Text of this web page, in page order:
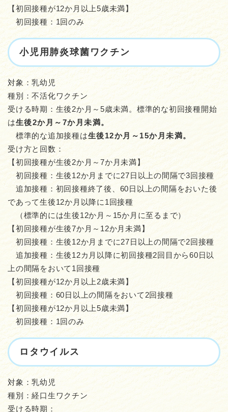
【初回接種が12か月以上5歳未満】
初回接種：1回のみ
小児用肺炎球菌ワクチン
対象：乳幼児
種別：不活化ワクチン
受ける時期：生後2か月～5歳未満。標準的な初回接種開始
は生後2か月～7か月未満。
標準的な追加接種は生後12か月～15か月未満。
受け方と回数：
【初回接種が生後2か月～7か月未満】
初回接種：生後12か月までに27日以上の間隔で3回接種
追加接種：初回接種終了後、60日以上の間隔をおいた後
であって生後12か月以降に1回接種
（標準的には生後12か月～15か月に至るまで）
【初回接種が生後7か月～12か月未満】
初回接種：生後12か月までに27日以上の間隔で2回接種
追加接種：生後12カ月以降に初回接種2回目から60日以
上の間隔をおいて1回接種
【初回接種が12か月以上2歳未満】
初回接種：60日以上の間隔をおいて2回接種
【初回接種が12か月以上5歳未満】
初回接種：1回のみ
ロタウイルス
対象：乳幼児
種別：経口生ワクチン
受ける時期：